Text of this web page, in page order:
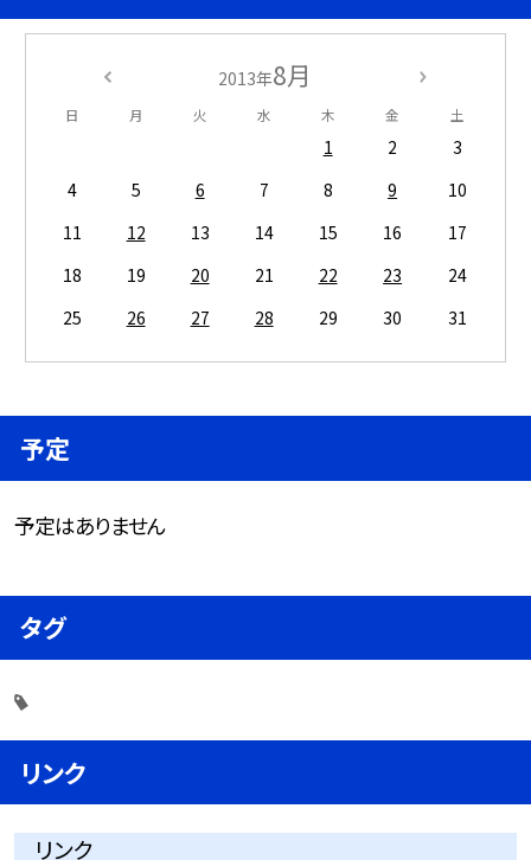
2013年8月
日 月 火 水 木 金 土
1 2
3
4
5 6 7 8 9
10
11
12 13 14 15 16
17
18
19 20 21 22 23
24
25
26 27 28 29 30 31
予定
予定はありません
タグ
リンク
リンク